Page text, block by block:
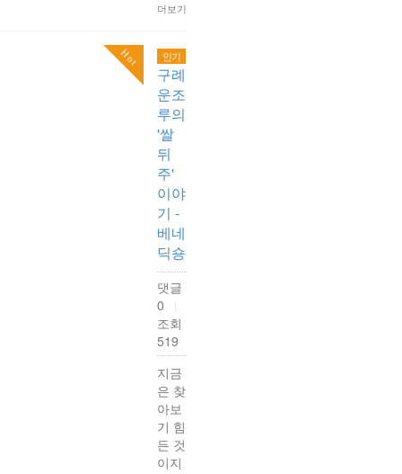
더보기
Hot 인기
구례
운조
루의
'쌀
뒤
주'
이야
기 -
베네
딕숑
댓글
0
|
조회
519
지금
은 찾
아보
기 힘
든 것
이지